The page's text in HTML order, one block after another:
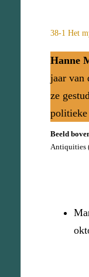
38-1 Het
Hanne
jaar van
ze
politieke
Beeld
Antiquities